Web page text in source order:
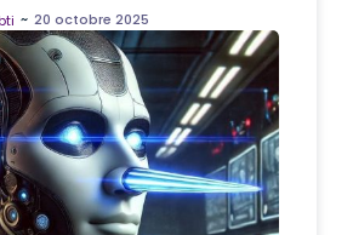
~ 20 octobre 2025